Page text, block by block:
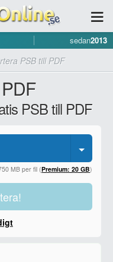
sedan2013
PSB till PDF
PSB till PDF
MB per fil (Premium: 20 GB)